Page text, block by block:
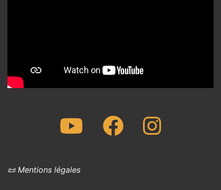
Youtube FacebookInstagram
📜 Mentions légales